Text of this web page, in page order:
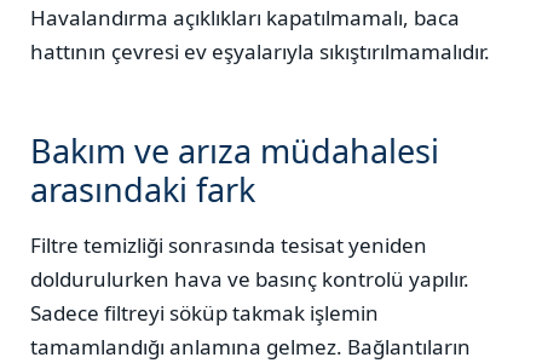
Havalandırma açıklıkları kapatılmamalı, baca
hattının çevresi ev eşyalarıyla sıkıştırılmamalıdır.
Bakım ve arıza müdahalesi
arasındaki fark
Filtre temizliği sonrasında tesisat yeniden
doldurulurken hava ve basınç kontrolü yapılır.
Sadece filtreyi söküp takmak işlemin
tamamlandığı anlamına gelmez. Bağlantıların